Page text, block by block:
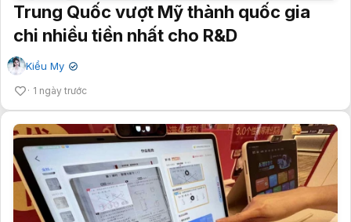
Trung Quốc vượt Mỹ thành quốc gia
chi nhiều tiền nhất cho R&D
Kiều My ✔
1 ngày trước